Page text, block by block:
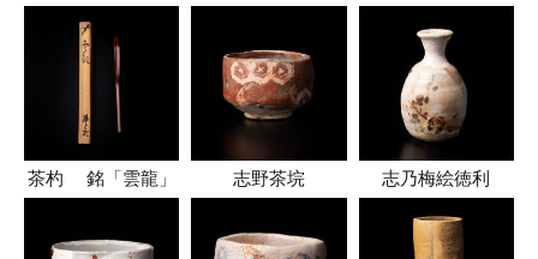
茶杓 銘「雲龍」 志野茶垸 志乃梅絵徳利